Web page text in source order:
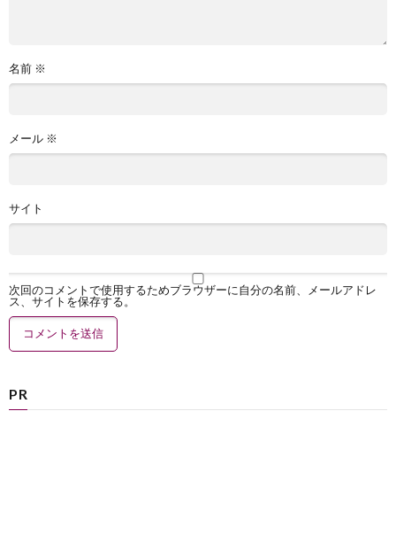
名前 ※
メール ※
サイト
次回のコメントで使用するためブラウザーに自分の名前、メールアドレ
ス、サイトを保存する。
PR